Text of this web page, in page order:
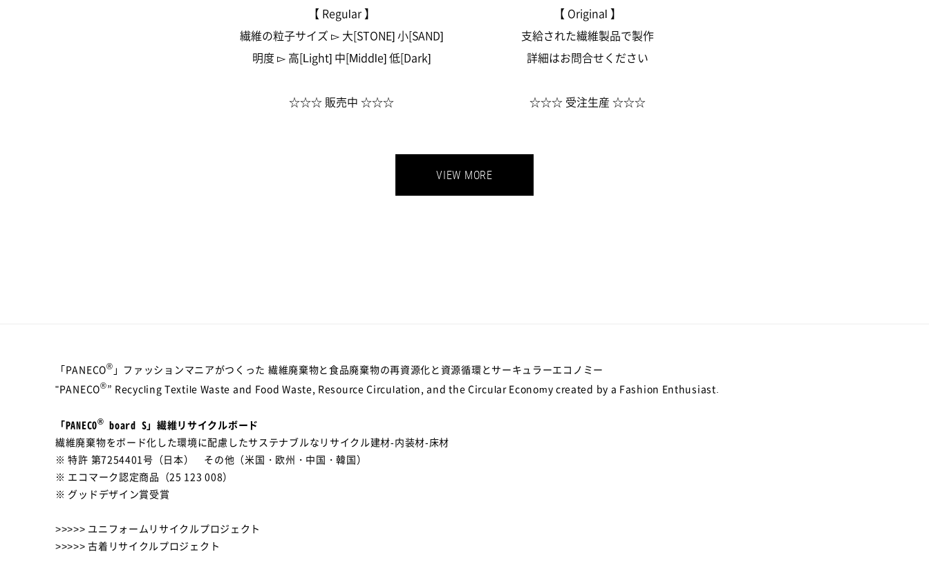
【 Regular 】
繊維の粒子サイズ ▻ 大[STONE] 小[SAND]
明度 ▻ 高[Light] 中[Middle] 低[Dark]
☆☆☆ 販売中 ☆☆☆
【 Original 】
支給された繊維製品で製作
詳細はお問合せください
☆☆☆ 受注生産 ☆☆☆
VIEW MORE
「PANECO® 」ファッションマニアがつくった 繊維廃棄物と食品廃棄物の再資源化と資源循環とサーキュラーエコノミー
"PANECO®” Recycling Textile Waste and Food Waste, Resource Circulation, and the Circular Economy created by a Fashion Enthusiast.
「PANECO® board S」繊維リサイクルボード
繊維廃棄物をボード化した環境に配慮したサステナブルなリサイクル建材-内装材-床材
※ 特許 第7254401号（日本） その他（米国・欧州・中国・韓国）
※ エコマーク認定商品（25 123 008）
※ グッドデザイン賞受賞
>>>>> ユニフォームリサイクルプロジェクト
>>>>> 古着リサイクルプロジェクト